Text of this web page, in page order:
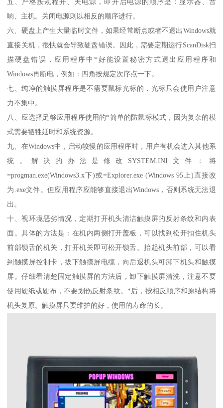
五、严格按规程开、关电源，即开启电源的顺序是：显示器、音
响、主机。关闭电源则以相反的顺序进行。
六、硬盘上产生大量临时文件，如果经常断点或者不退出Windows就
直接关机，很快就会导致硬盘错误。因此，需要定期运行ScanDisk扫
描硬盘错误，应用程序中*好能设置秘密方式退出应用程序和
Windows再断电，例如：四角按规定次序点一下。
七、纯净的触摸屏程序是不需要鼠标光标的，光标只会使用户注意
力不集中。
八、应选择足够应用程序使用的*简单的防鼠标模式，因为复杂的模
式需要牺牲延时和系统资源。
九、在Windows中，启动较慢的应用程序时，用户有机会进入其他系
统。解决的办法是修改SYSTEM.INI文件：将
=progman.exe(Windows3.x下)或=Explorer.exe (Windows 95上)直接改
为.exe文件。但应用程序应能够直接退出Windows，否则系统无法退
出。
十、视环境恶劣情况，定期打开机头清洁触摸屏的反射条纹和内表
面。具体的方法是：在机内两侧打开盖板，可以找到松开扣住机头
前部锁舌的机关，打开机关即可松开锁舌。抬起机头前部，可以看
到触摸屏控制卡，拔下触摸屏电缆，向后退机头可卸下机头和触摸
屏。仔细看清楚固定触摸屏的方法后，卸下触摸屏清洗，注意不要
使用硬纸或硬布，不要划伤反射条纹。*后，按相反顺序和原结构将
机头复原。触摸屏只要维护的好，使用的寿命的长。